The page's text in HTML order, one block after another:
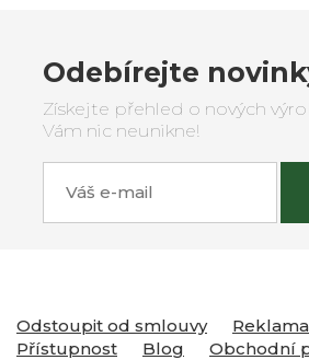
Odebírejte
Získejte přehled o nových
Vám nic neunikne!
Odstoupit od smlouvy
Přístupnost
Blog Obchodní